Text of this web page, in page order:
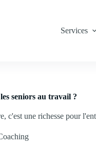
Services
seniors au travail ?
c'est une richesse pour